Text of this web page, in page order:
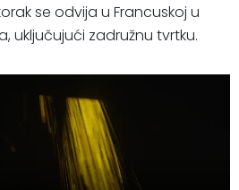
se odvija u Francuskoj u
uključujući zadružnu tvrtku.